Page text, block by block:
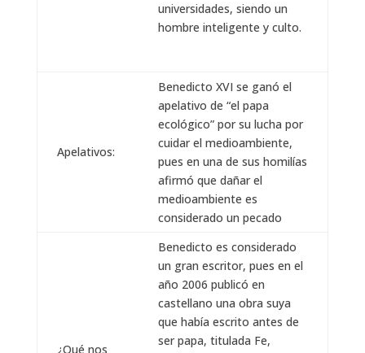
universidades, siendo un
hombre inteligente y culto.
Apelativos:
Benedicto XVI se ganó el
apelativo de “el papa
ecológico” por su lucha por
cuidar el medioambiente,
pues en una de sus homilías
afirmó que dañar el
medioambiente es
considerado un pecado
¿Qué nos
Benedicto es considerado
un gran escritor, pues en el
año 2006 publicó en
castellano una obra suya
que había escrito antes de
ser papa, titulada Fe,